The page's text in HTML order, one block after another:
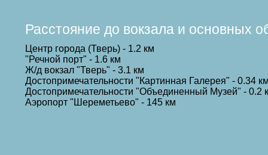
Расстояние до вокзала и основных
Центр города (Тверь) - 1.2 км
"Речной порт" - 1.6 км
Ж/д вокзал "Тверь" - 3.1 км
Достопримечательности "Картинная Галерея" - 0.34
Достопримечательности "Объединенный Музей" - 0.2
Аэропорт "Шереметьево" - 145 км